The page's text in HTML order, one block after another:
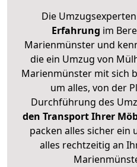
Die
Erfahrung im
Marienmünster und
die ein Umzug von
Marienmünster mit sich
um alles, von der
Durchführung des
den Transport Ihrer
packen alles sicher ein
alles rechtzeitig an